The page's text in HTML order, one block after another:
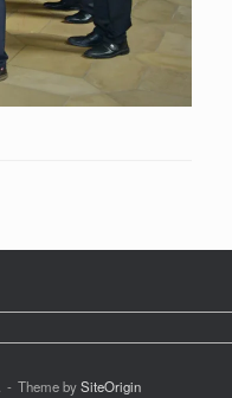
Theme bySiteOrigin